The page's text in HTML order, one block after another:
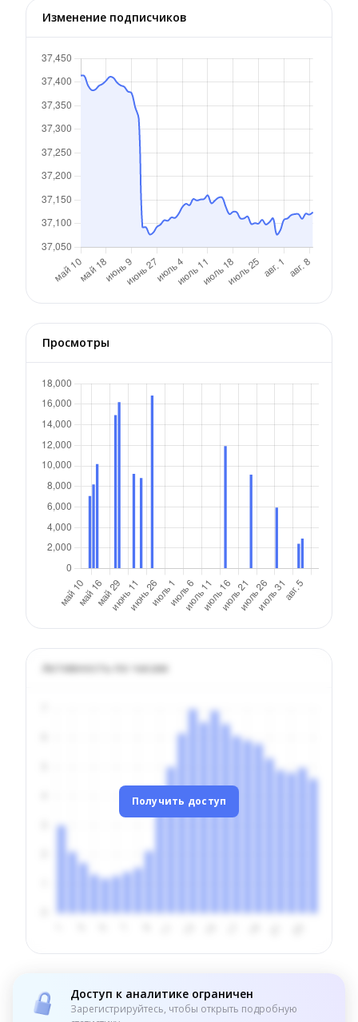
Изменение подписчиков
Просмотры
Активность по часам
Получить доступ
Доступ к аналитике ограничен
Зарегистрируйтесь, чтобы открыть подробную